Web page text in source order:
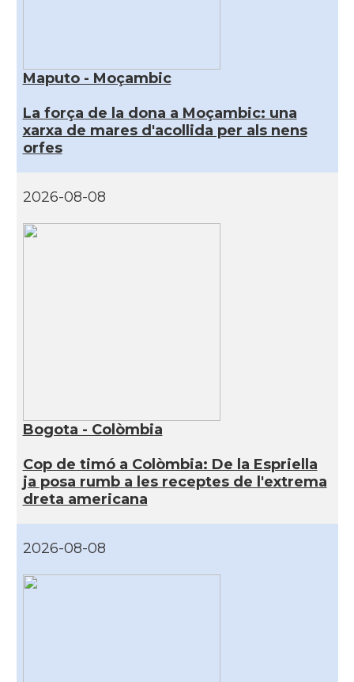
Maputo - Moçambic
La força de la dona a Moçambic: una
xarxa de mares d'acollida per als nens
orfes
2026-08-08
Bogota - Colòmbia
Cop de timó a Colòmbia: De la Espriella
ja posa rumb a les receptes de l'extrema
dreta americana
2026-08-08